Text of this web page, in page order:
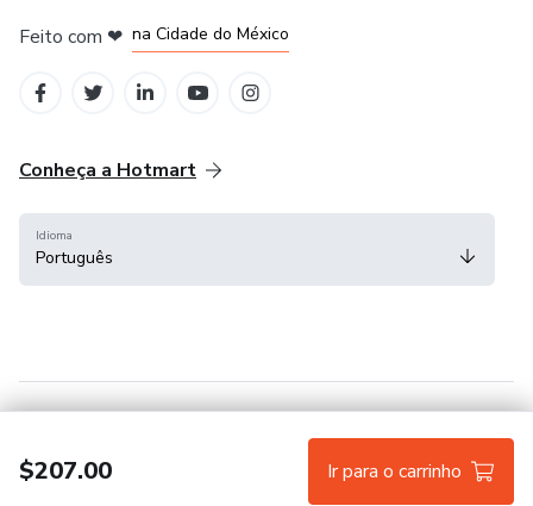
$207.00 Ir para o carrinho
Feito com ❤ na Cidade do México
Conheça a Hotmart
Idioma
Português